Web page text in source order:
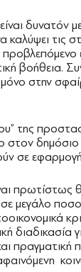
δυνατόν
τις
βοήθεια.
στην
της
στον
σε
πρωτίστως
σε μεγάλο
διαδικασία